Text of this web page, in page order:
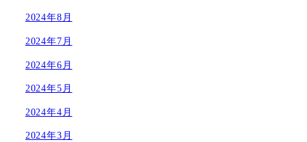
2024年8月
2024年7月
2024年6月
2024年5月
2024年4月
2024年3月